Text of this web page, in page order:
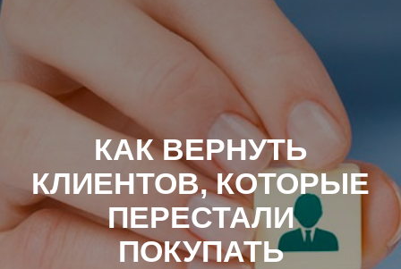
КАК ВЕРНУТЬ
КЛИЕНТОВ, КОТОРЫЕ
ПЕРЕСТАЛИ
ПОКУПАТЬ